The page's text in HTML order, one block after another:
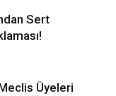
Sert
Üyeleri